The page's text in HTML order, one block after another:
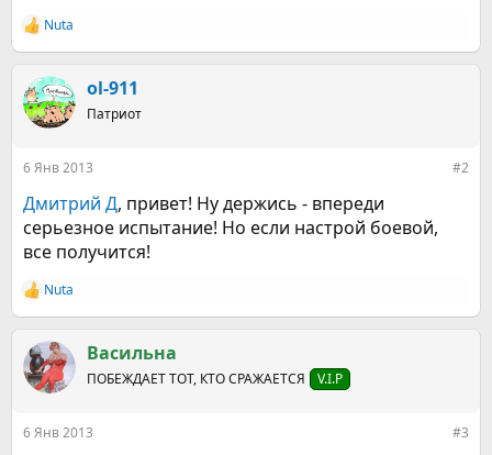
Р
е
к
ц
и
Nuta
ol-911
Патриот
6 Янв 2013 #2
Дмитрий Д, привет! Ну держись - впереди
серьезное испытание! Но если настрой боевой,
все получится!
Р
е
к
ц
и
Nuta
Васильна
ПОБЕЖДАЕТ ТОТ, КТО СРАЖАЕТСЯ V.I.P
6 Янв 2013 #3